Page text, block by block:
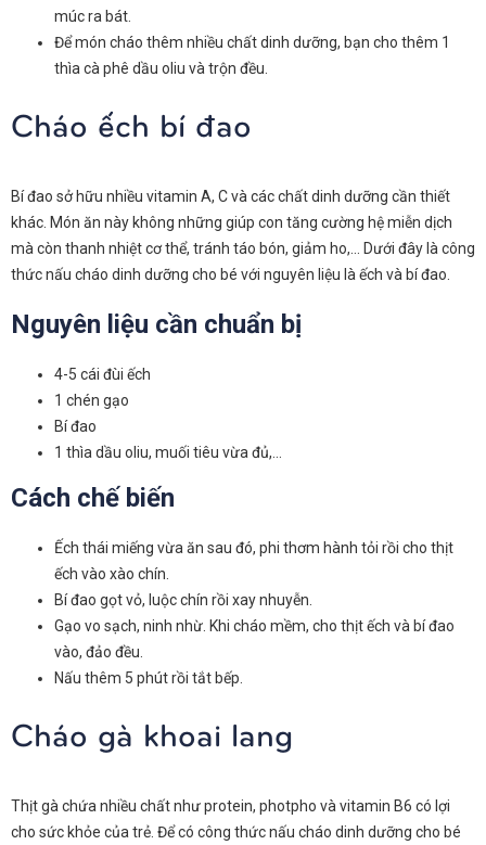
múc ra bát.
Để món cháo thêm nhiều chất dinh dưỡng, bạn cho thêm 1
thìa cà phê dầu oliu và trộn đều.
Cháo ếch bí đao
Bí đao sở hữu nhiều vitamin A, C và các chất dinh dưỡng cần thiết
khác. Món ăn này không những giúp con tăng cường hệ miễn dịch
mà còn thanh nhiệt cơ thể, tránh táo bón, giảm ho,… Dưới đây là công
thức nấu cháo dinh dưỡng cho bé với nguyên liệu là ếch và bí đao.
Nguyên liệu cần chuẩn bị
4-5 cái đùi ếch
1 chén gạo
Bí đao
1 thìa dầu oliu, muối tiêu vừa đủ,…
Cách chế biến
Ếch thái miếng vừa ăn sau đó, phi thơm hành tỏi rồi cho thịt
ếch vào xào chín.
Bí đao gọt vỏ, luộc chín rồi xay nhuyễn.
Gạo vo sạch, ninh nhừ. Khi cháo mềm, cho thịt ếch và bí đao
vào, đảo đều.
Nấu thêm 5 phút rồi tắt bếp.
Cháo gà khoai lang
Thịt gà chứa nhiều chất như protein, photpho và vitamin B6 có lợi
cho sức khỏe của trẻ. Để có công thức nấu cháo dinh dưỡng cho bé